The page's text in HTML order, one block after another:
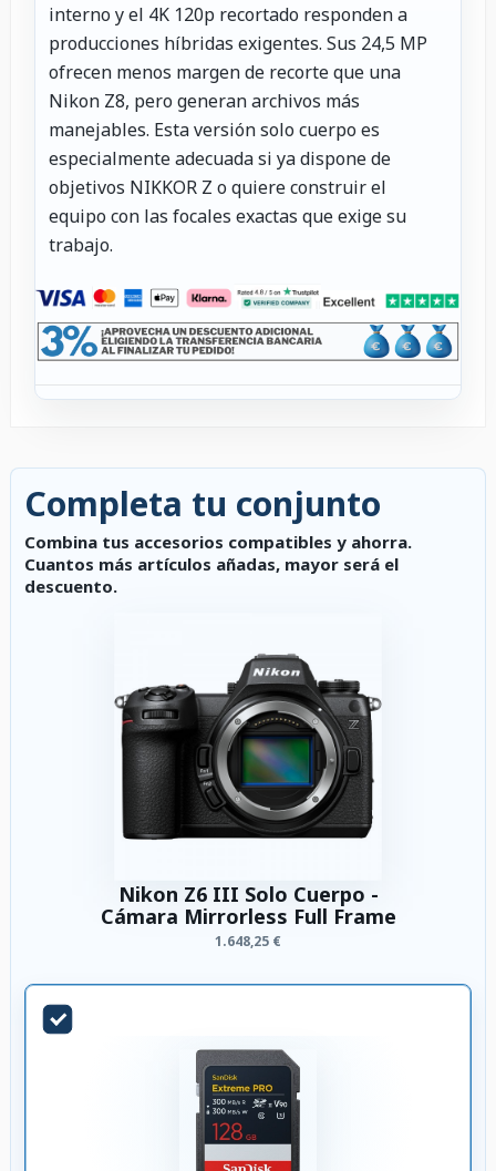
interno y el 4K 120p recortado responden a
producciones híbridas exigentes. Sus 24,5 MP
ofrecen menos margen de recorte que una
Nikon Z8, pero generan archivos más
manejables. Esta versión solo cuerpo es
especialmente adecuada si ya dispone de
objetivos NIKKOR Z o quiere construir el
equipo con las focales exactas que exige su
trabajo.
Completa tu conjunto
Combina tus accesorios compatibles y ahorra.
Cuantos más artículos añadas, mayor será el
descuento.
Nikon Z6 III Solo Cuerpo -
Cámara Mirrorless Full Frame
1.648,25 €